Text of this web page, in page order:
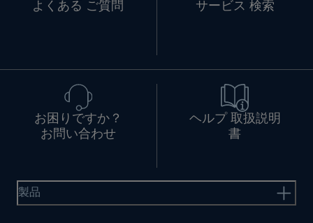
よくある ご質問 サービス 検索
お困りですか？
お問い合わせ
ヘルプ 取扱説明
書
製品